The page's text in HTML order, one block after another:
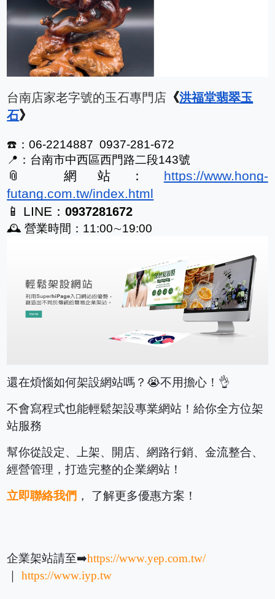
台南店家老字號的玉石專門店 《洪福堂翡翠玉
石》
☎️：06-2214887  0937-281-672
📍：台南市中西區西門路二段143號
📎 網站： https://www.hong-
futang.com.tw/index.html
📱 LINE：0937281672
🕰️ 營業時間：11:00∼19:00
還在煩惱如何架設網站嗎？😭不用擔心！👌
不會寫程式也能輕鬆架設專業網站！給你全方位架
站服務
幫你從設定、上架、開店、網路行銷、金流整合、
經營管理，打造完整的企業網站！
立即聯絡我們 ， 了解更多優惠方案！
企業架站請至➡️https://www.yep.com.tw/
｜https://www.iyp.tw